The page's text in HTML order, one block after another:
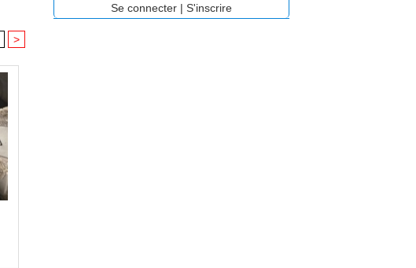
>
Se connecter | S'inscrire